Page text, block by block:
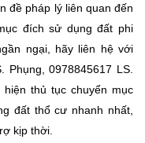
đề pháp lý liên quan đến
đích sử dụng đất phi
ngại, hãy liên hệ với
Phụng, 0978845617 LS.
thủ tục chuyển mục
đất thổ cư nhanh nhất,
kịp thời.